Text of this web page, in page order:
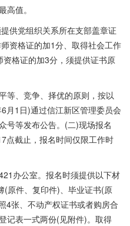
高值。
供党组织关系所在支部盖章证
资格证的加1分、取得社会工作
格证的加3分，须提供证书原
等、竞争、择优的原则，按以
月1日)通过信江新区管理委员会
号等发布公告。(二)现场报名
点截止，报名时间仅限工作时
办公室。报名时须提供以下材
(原件、复印件)、毕业证书(原
4张、不动产权证书或者购房合
记表一式两份(见附件)。取得